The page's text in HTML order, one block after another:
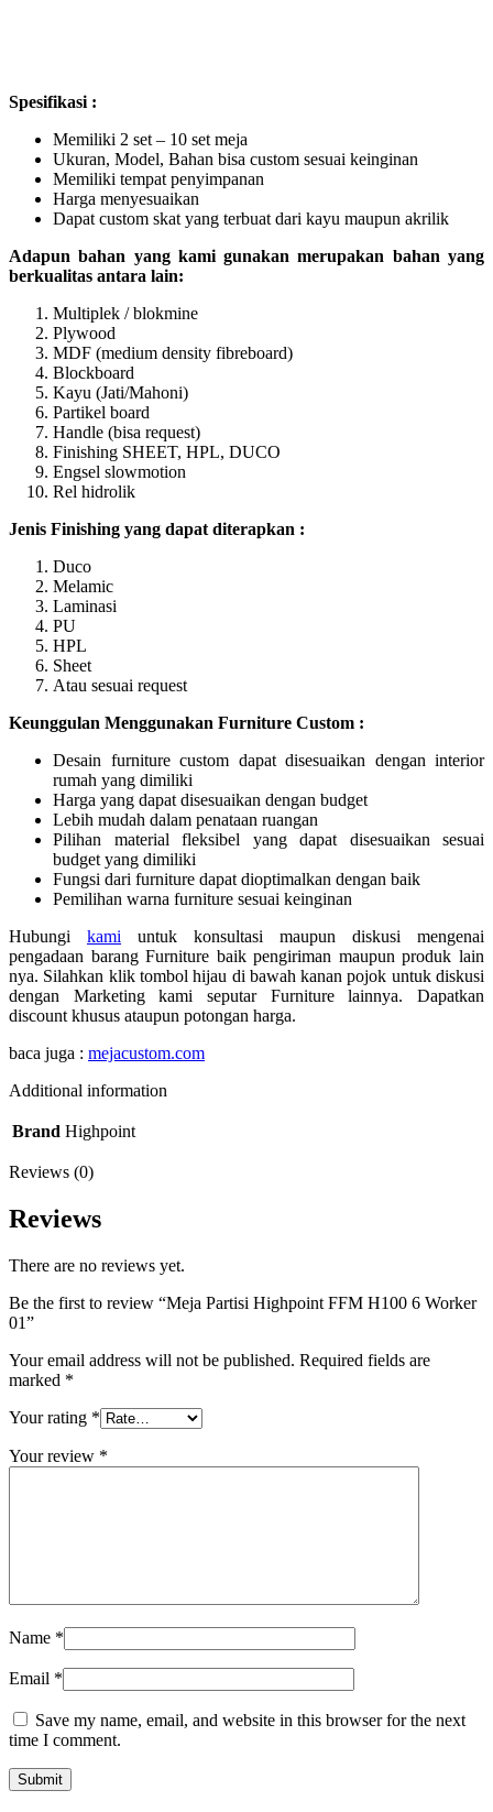
Spesifikasi :
Memiliki 2 set – 10 set meja
Ukuran, Model, Bahan bisa custom sesuai keinginan
Memiliki tempat penyimpanan
Harga menyesuaikan
Dapat custom skat yang terbuat dari kayu maupun akrilik
Adapun bahan yang kami gunakan merupakan bahan yang
berkualitas antara lain:
Multiplek / blokmine
Plywood
MDF (medium density fibreboard)
Blockboard
Kayu (Jati/Mahoni)
Partikel board
Handle (bisa request)
Finishing SHEET, HPL, DUCO
Engsel slowmotion
Rel hidrolik
Jenis Finishing yang dapat diterapkan :
Duco
Melamic
Laminasi
PU
HPL
Sheet
Atau sesuai request
Keunggulan Menggunakan Furniture Custom :
Desain furniture custom dapat disesuaikan dengan interior
rumah yang dimiliki
Harga yang dapat disesuaikan dengan budget
Lebih mudah dalam penataan ruangan
Pilihan material fleksibel yang dapat disesuaikan sesuai
budget yang dimiliki
Fungsi dari furniture dapat dioptimalkan dengan baik
Pemilihan warna furniture sesuai keinginan
Hubungi kami untuk konsultasi maupun diskusi mengenai
pengadaan barang Furniture baik pengiriman maupun produk lain
nya. Silahkan klik tombol hijau di bawah kanan pojok untuk diskusi
dengan Marketing kami seputar Furniture lainnya. Dapatkan
discount khusus ataupun potongan harga.
baca juga : mejacustom.com
Additional information
Brand Highpoint
Reviews (0)
Reviews
There are no reviews yet.
Be the first to review “Meja Partisi Highpoint FFM H100 6 Worker
01”
Your email address will not be published. Required fields are
marked *
Your rating *
Your review *
Name *
Email *
Save my name, email, and website in this browser for the next
time I comment.